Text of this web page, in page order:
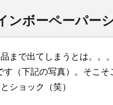
ンボーペーパーシ
まで出てしまうとは。。
す（下記の写真）。そこ
ショック（笑）